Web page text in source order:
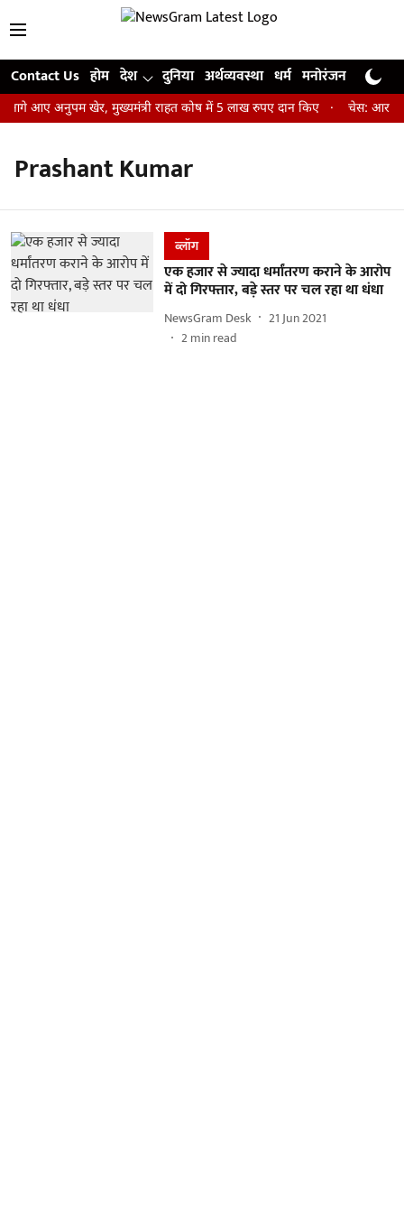
Contact Us होम देश दुनिया अर्थव्यवस्था धर्म मनोरंजन खेल
आगे आए अनुपम खेर, मुख्यमंत्री राहत कोष में 5 लाख रुपए दान किए चेस: आर
Prashant Kumar
ब्लॉग
एक हजार से ज्यादा धर्मांतरण कराने के आरोप
में दो गिरफ्तार, बड़े स्तर पर चल रहा था धंधा
NewsGram Desk
21 Jun 2021
2min read